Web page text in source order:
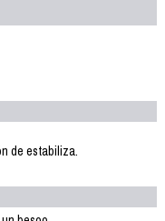
de estabiliza.